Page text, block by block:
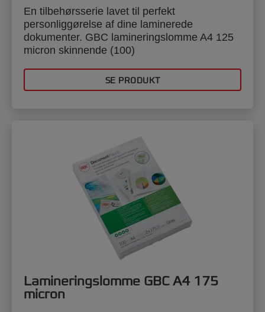
En tilbehørsserie lavet til perfekt
personliggørelse af dine laminerede
dokumenter. GBC lamineringslomme A4 125
micron skinnende (100)
SE PRODUKT
Lamineringslomme GBC A4 175
micron